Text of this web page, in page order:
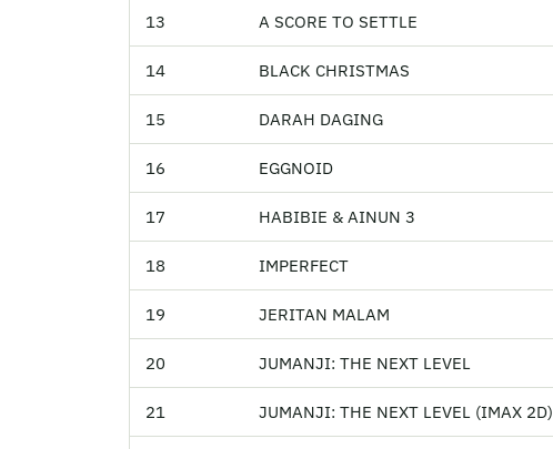
13 A SCORE TO SETTLE
14 BLACK CHRISTMAS
15 DARAH DAGING
16 EGGNOID
17 HABIBIE & AINUN 3
18 IMPERFECT
19 JERITAN MALAM
20 JUMANJI: THE NEXT LEVEL
21 JUMANJI: THE NEXT LEVEL (IMAX 2D)